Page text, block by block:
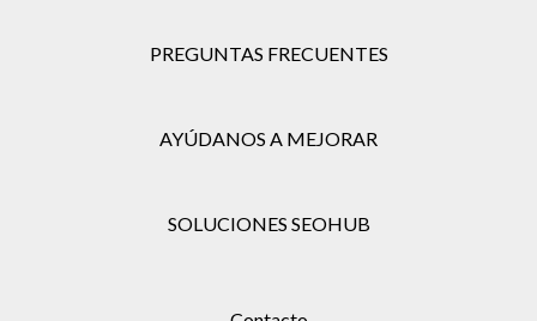
PREGUNTAS FRECUENTES
AYÚDANOS A MEJORAR
SOLUCIONES SEOHUB